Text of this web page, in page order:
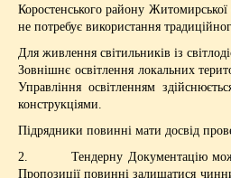
Коростенського району
не потребує використання
Для живлення світильників із
Зовнішнє освітлення локальних
Управління освітленням
конструкціями.
Підрядники повинні мати досвід
2. Тендерну Документацію можна
Пропозиції повинні залишатися